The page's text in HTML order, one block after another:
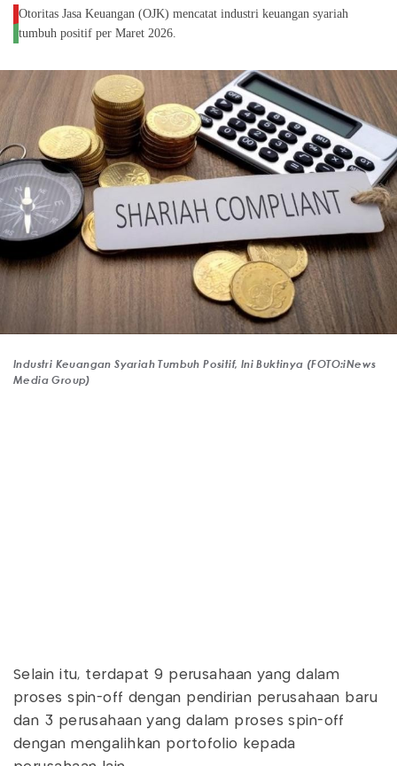
Otoritas Jasa Keuangan (OJK) mencatat industri keuangan syariah
tumbuh positif per Maret 2026.
Industri Keuangan Syariah Tumbuh Positif, Ini Buktinya (FOTO:iNews
Media Group)
Selain itu, terdapat 9 perusahaan yang dalam
proses spin-off dengan pendirian perusahaan baru
dan 3 perusahaan yang dalam proses spin-off
dengan mengalihkan portofolio kepada